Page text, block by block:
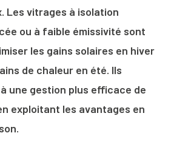
Les vitrages à isolation
ou à faible émissivité sont
les gains solaires en hiver
de chaleur en été. Ils
une gestion plus efficace de
exploitant les avantages en